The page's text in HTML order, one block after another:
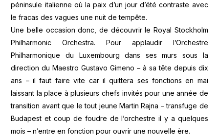
péninsule italienne où la paix d’un jour d’été contraste avec
le fracas des vagues une nuit de tempête.
Une belle occasion donc, de découvrir le Royal Stockholm
Philharmonic Orchestra. Pour applaudir l’Orchestre
Philharmonique du Luxembourg dans ses murs sous la
direction du Maestro Gustavo Gimeno – à sa tête depuis dix
ans – il faut faire vite car il quittera ses fonctions en mai
laissant la place à plusieurs chefs invités pour une année de
transition avant que le tout jeune Martin Rajna – transfuge de
Budapest et coup de foudre de l’orchestre il y a quelques
mois – n’entre en fonction pour ouvrir une nouvelle ère.